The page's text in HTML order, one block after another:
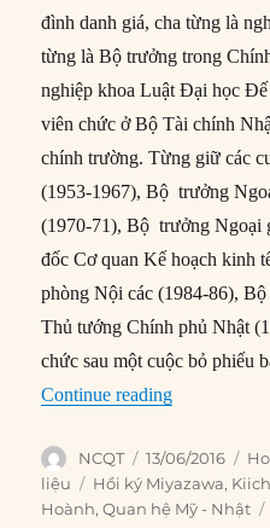
đình danh giá, cha từng là
từng là Bộ trưởng trong
nghiệp khoa Luật Đại học
viên chức ở Bộ Tài chính
chính trường. Từng giữ các
(1953-1967), Bộ trưởng
(1970-71), Bộ trưởng Ngoại
đốc Cơ quan Kế hoạch kinh
phòng Nội các (1984-86),
Thủ tướng Chính phủ Nhật
chức sau một cuộc bỏ phiếu
Continue reading“Hồi ký
Author
NCQT
Posted
on
13/06/2016
liệu
Tags
Hồi ký Miyazawa,
Hoành,Quan hệ Mỹ - Nhật